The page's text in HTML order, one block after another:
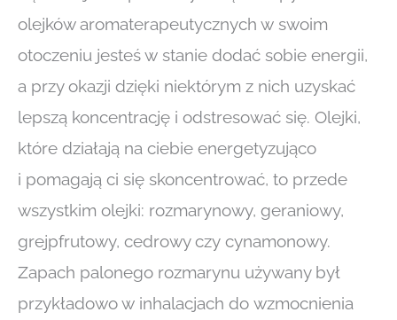
olejków aromaterapeutycznych w swoim
otoczeniu jesteś w stanie dodać sobie energii,
a przy okazji dzięki niektórym z nich uzyskać
lepszą koncentrację i odstresować się. Olejki,
które działają na ciebie energetyzująco
i pomagają ci się skoncentrować, to przede
wszystkim olejki: rozmarynowy, geraniowy,
grejpfrutowy, cedrowy czy cynamonowy.
Zapach palonego rozmarynu używany był
przykładowo w inhalacjach do wzmocnienia